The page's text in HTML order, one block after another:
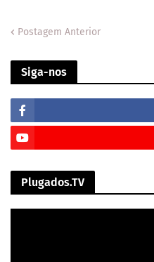
Postagem Anterior
Siga-nos
Plugados.TV